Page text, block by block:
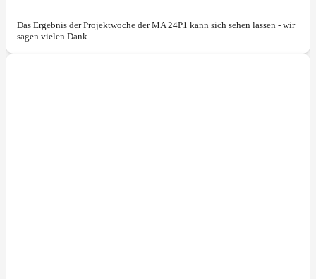
Das Ergebnis der Projektwoche der MA 24P1 kann sich sehen lassen - wir
sagen vielen Dank